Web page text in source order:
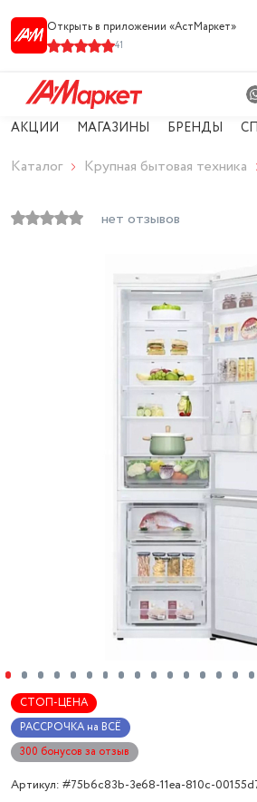
Открыть в приложении «АстМарке‪т‬»
41
АКЦИИ МАГАЗИНЫ БРЕНДЫ
Каталог Крупная бытовая техника
нет отзывов
СТОП-ЦЕНА
РАССРОЧКА на ВСЁ
300 бонусов за отзыв
Артикул: #75b6c83b-3e68-11ea-810c-